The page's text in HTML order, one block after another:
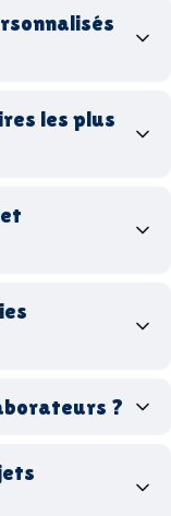
les plus
publicitaires
hi-tech
?